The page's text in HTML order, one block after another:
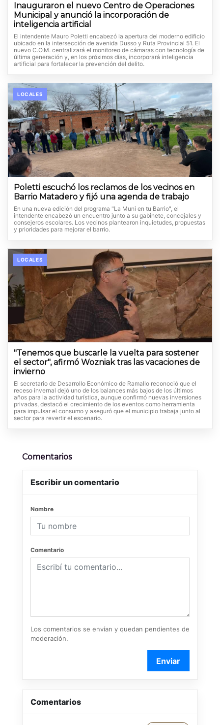
Inauguraron el nuevo Centro de Operaciones
Municipal y anunció la incorporación de
inteligencia artificial
El intendente Mauro Poletti encabezó la apertura del moderno edificio
ubicado en la intersección de avenida Dusso y Ruta Provincial 51. El
nuevo C.O.M. centralizará el monitoreo de cámaras con tecnología de
última generación y, en los próximos días, incorporará inteligencia
artificial para fortalecer la prevención del delito.
LOCALES
Poletti escuchó los reclamos de los vecinos en
Barrio Matadero y fijó una agenda de trabajo
En una nueva edición del programa "La Muni en tu Barrio", el
intendente encabezó un encuentro junto a su gabinete, concejales y
consejeros escolares. Los vecinos plantearon inquietudes, propuestas
y prioridades para mejorar el barrio.
LOCALES
"Tenemos que buscarle la vuelta para sostener
el sector", afirmó Wozniak tras las vacaciones de
invierno
El secretario de Desarrollo Económico de Ramallo reconoció que el
receso invernal dejó uno de los balances más bajos de los últimos
años para la actividad turística, aunque confirmó nuevas inversiones
privadas, destacó el crecimiento de los eventos como herramienta
para impulsar el consumo y aseguró que el municipio trabaja junto al
sector para revertir el escenario.
Comentarios
Escribir un comentario
Nombre
Comentario
Los comentarios se envían y quedan pendientes de
moderación.
Enviar
Comentarios